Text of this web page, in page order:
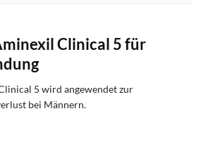
Clinical 5 für
5 wird angewendet zur
bei Männern.